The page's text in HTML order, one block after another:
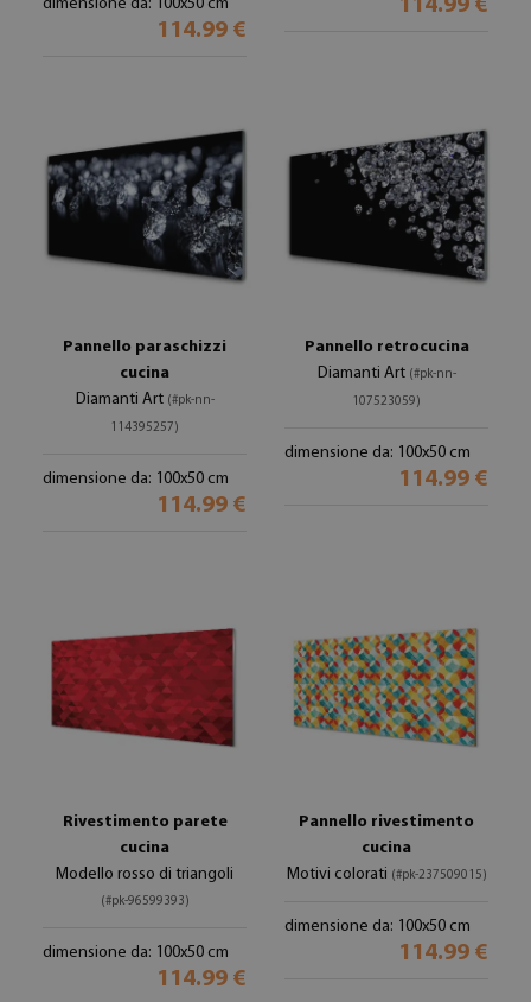
dimensione da: 100x50 cm
114.99 €
114.99 €
Pannello paraschizzi
cucina
Diamanti Art (#pk-nn-
114395257)
dimensione da: 100x50 cm
114.99 €
Pannello retrocucina
Diamanti Art (#pk-nn-
107523059)
dimensione da: 100x50 cm
114.99 €
Rivestimento parete
cucina
Modello rosso di triangoli
(#pk-96599393)
dimensione da: 100x50 cm
114.99 €
Pannello rivestimento
cucina
Motivi colorati (#pk-237509015)
dimensione da: 100x50 cm
114.99 €